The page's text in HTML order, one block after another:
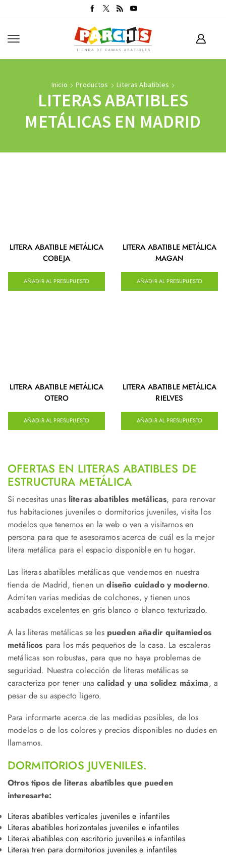
Inicio Productos Literas Abatibles
LITERAS ABATIBLES
METÁLICAS EN MADRID
LITERA ABATIBLE METÁLICA
COBEJA
AÑADIR AL PRESUPUESTO
LITERA ABATIBLE METÁLICA
MAGAN
AÑADIR AL PRESUPUESTO
LITERA ABATIBLE METÁLICA
OTERO
AÑADIR AL PRESUPUESTO
LITERA ABATIBLE METÁLICA
RIELVES
AÑADIR AL PRESUPUESTO
OFERTAS EN LITERAS ABATIBLES DE
ESTRUCTURA METÁLICA
Si necesitas unas literas abatibles metálicas, para renovar
tus habitaciones juveniles o dormitorios juveniles, visita los
modelos que tenemos en la web o ven a visitarnos en
persona para que te asesoramos acerca de cuál es la mejor
litera metálica para el espacio disponible en tu hogar.
Las literas abatibles metálicas que vendemos en nuestra
tienda de Madrid, tienen undiseño cuidado y moderno.
Admiten varias medidas de colchones, y tienen unos
acabados excelentes en gris blanco o blanco texturizado.
A las literas metálicas se les pueden añadirquitamiedos
metálicos para los más pequeños de la casa. La escaleras
metálicas son robustas, para que no haya problemas de
seguridad. Nuestra colección de literas metálicas se
caracteriza por tener unacalidad y una solidez máxima, a
pesar de su aspecto ligero.
Para informarte acerca de las medidas posibles, de los
modelos o de los colores y precios disponibles no dudes en
llamarnos.
DORMITORIOS JUVENILES.
Otros tipos de literas abatibles que pueden
interesarte:
Literas abatibles verticales juveniles e infantiles
Literas abatibles horizontales juveniles e infantiles
Literas abatibles con escritorio juveniles e infantiles
Literas tren para dormitorios juveniles e infantiles